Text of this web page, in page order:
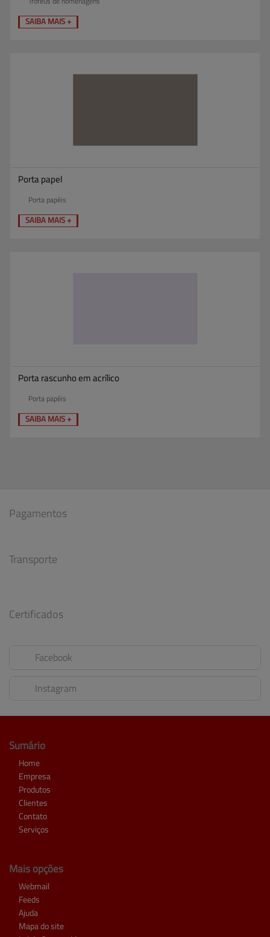
SAIBA MAIS +
Porta papel
Porta papéis
SAIBA MAIS +
Porta rascunho em acrílico
Porta papéis
SAIBA MAIS +
Pagamentos
Transporte
Certificados
Facebook
Instagram
Sumário
Home
Empresa
Produtos
Clientes
Contato
Serviços
Mais opções
Webmail
Feeds
Ajuda
Mapa do site